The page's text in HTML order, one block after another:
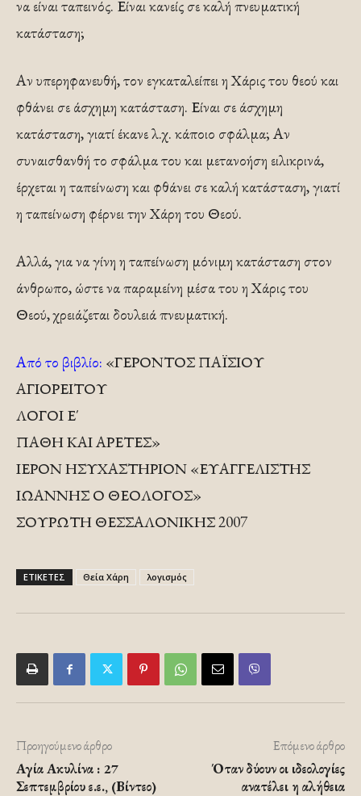
να είναι ταπεινός. Είναι κανείς σε καλή πνευματική
κατάσταση;
Αν υπερηφανευθή, τον εγκαταλείπει η Χάρις του θεού και
φθάνει σε άσχημη κατάσταση. Είναι σε άσχημη
κατάσταση, γιατί έκανε λ.χ. κάποιο σφάλμα; Αν
συναισθανθή το σφάλμα του και μετανοήση ειλικρινά,
έρχεται η ταπείνωση και φθάνει σε καλή κατάσταση, γιατί
η ταπείνωση φέρνει την Χάρη του Θεού.
Αλλά, για να γίνη η ταπείνωση μόνιμη κατάσταση στον
άνθρωπο, ώστε να παραμείνη μέσα του η Χάρις του
Θεού, χρειάζεται δουλειά πνευματική.
Από το βιβλίο: «ΓΕΡΟΝΤΟΣ ΠΑΪΣΙΟΥ
ΑΓΙΟΡΕΙΤΟΥ
ΛΟΓΟΙ Ε΄
ΠΑΘΗ ΚΑΙ ΑΡΕΤΕΣ»
ΙΕΡΟΝ ΗΣΥΧΑΣΤΗΡΙΟΝ «ΕΥΑΓΓΕΛΙΣΤΗΣ
ΙΩΑΝΝΗΣ Ο ΘΕΟΛΟΓΟΣ»
ΣΟΥΡΩΤΗ ΘΕΣΣΑΛΟΝΙΚΗΣ 2007
ΕΤΙΚΕΤΕΣ Θεία Χάρη λογισμός
Προηγούμενο άρθρο
Αγία Ακυλίνα : 27
Σεπτεμβρίου ε.ε., (Βίντεο)
Επόμενο άρθρο
Όταν δύουν οι ιδεολογίες
ανατέλει η αλήθεια